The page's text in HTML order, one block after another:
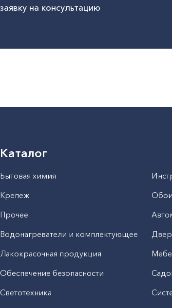
заявку на консультацию
Каталог
Бытовая химия
Крепеж
Обои
Прочее
Водонагреватели и комплектующее
Лакокрасочная продукция
Обеспечение безопасности
Светотехника